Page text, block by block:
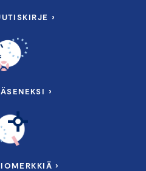
›
›
›